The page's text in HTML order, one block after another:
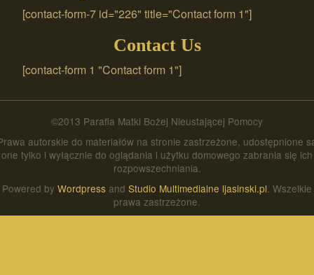
[contact-form-7 id="226" title="Contact form 1"]
Contact Us
[contact-form 1 "Contact form 1"]
©2013 Parafia Matki Bożej Nieustającej Pomocy
autorskie do materiałów na stronie zastrzeżone, udostępnione
one tylko i wyłącznie do oglądania i użytku domowego zabrania się ich
rozpowszechniania.
Powered by Wordpress and Studio Multimedialne ljasinski.pl. Wszelkie
prawa zastrzeżone.